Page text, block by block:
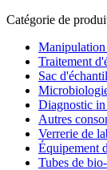
Catégorie de
Traitement
Sac
Diagnostic
Autres
Verrerie de
Équipement
Tubes de